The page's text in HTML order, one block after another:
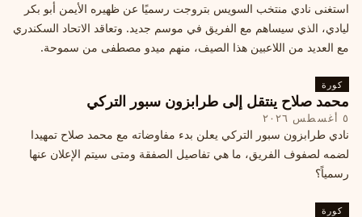
استغنى نادي منتخب السويس بتروجت رسميًا عن ظهيره الأيمن أبو بكر
ليادي، الذي سيساهم مع الفريق في موسم جديد. وتعاقد الاتحاد السكندري
مع العديد من اللاعبين هذا الصيف، منهم ميدو مصطفى من سموحة.
كورة
محمد صلاح ينتقل إلى طرابزون سبور التركي
٥ أغسطس ٢٠٢٦
نادي طرابزون سبور التركي يعلن بدء مفاوضاته مع محمد صلاح تمهيدا
لضمه لصفوف الفريق، ما هي تفاصيل الصفقة ومتى سيتم الإعلان عنها
رسمياً؟
كورة